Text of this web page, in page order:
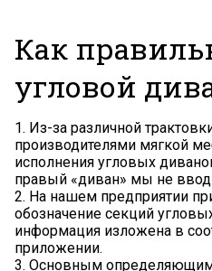
Как
угловой
1. Из-за различной
производителями мягкой
исполнения угловых
правый «диван» мы не
2. На нашем предприятии
обозначение секций
информация изложена в
приложении.
3. Основным